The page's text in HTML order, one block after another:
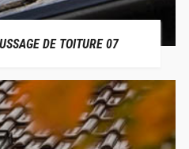
DE TOITURE 07